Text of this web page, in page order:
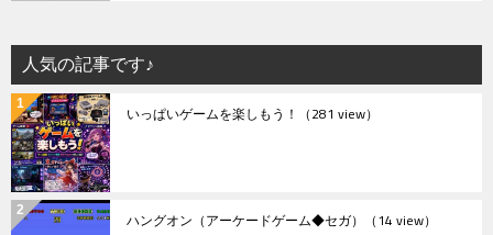
人気の記事です♪
いっぱいゲームを楽しもう！ （281 view）
ハングオン（アーケードゲーム◆セガ） （14 view）